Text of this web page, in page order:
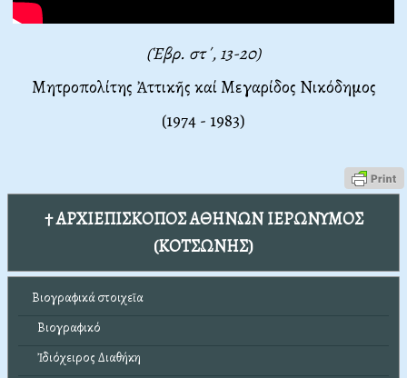
(Ἑβρ. στ΄, 13-20)
Μητροπολίτης Ἀττικῆς καί Μεγαρίδος Νικόδημος
(1974 - 1983)
† ΑΡΧΙΕΠΙΣΚΟΠΟΣ ΑΘΗΝΩΝ ΙΕΡΩΝΥΜΟΣ
(ΚΟΤΣΩΝΗΣ)
Βιογραφικά στοιχεῖα
Βιογραφικό
Ἰδιόχειρος Διαθήκη